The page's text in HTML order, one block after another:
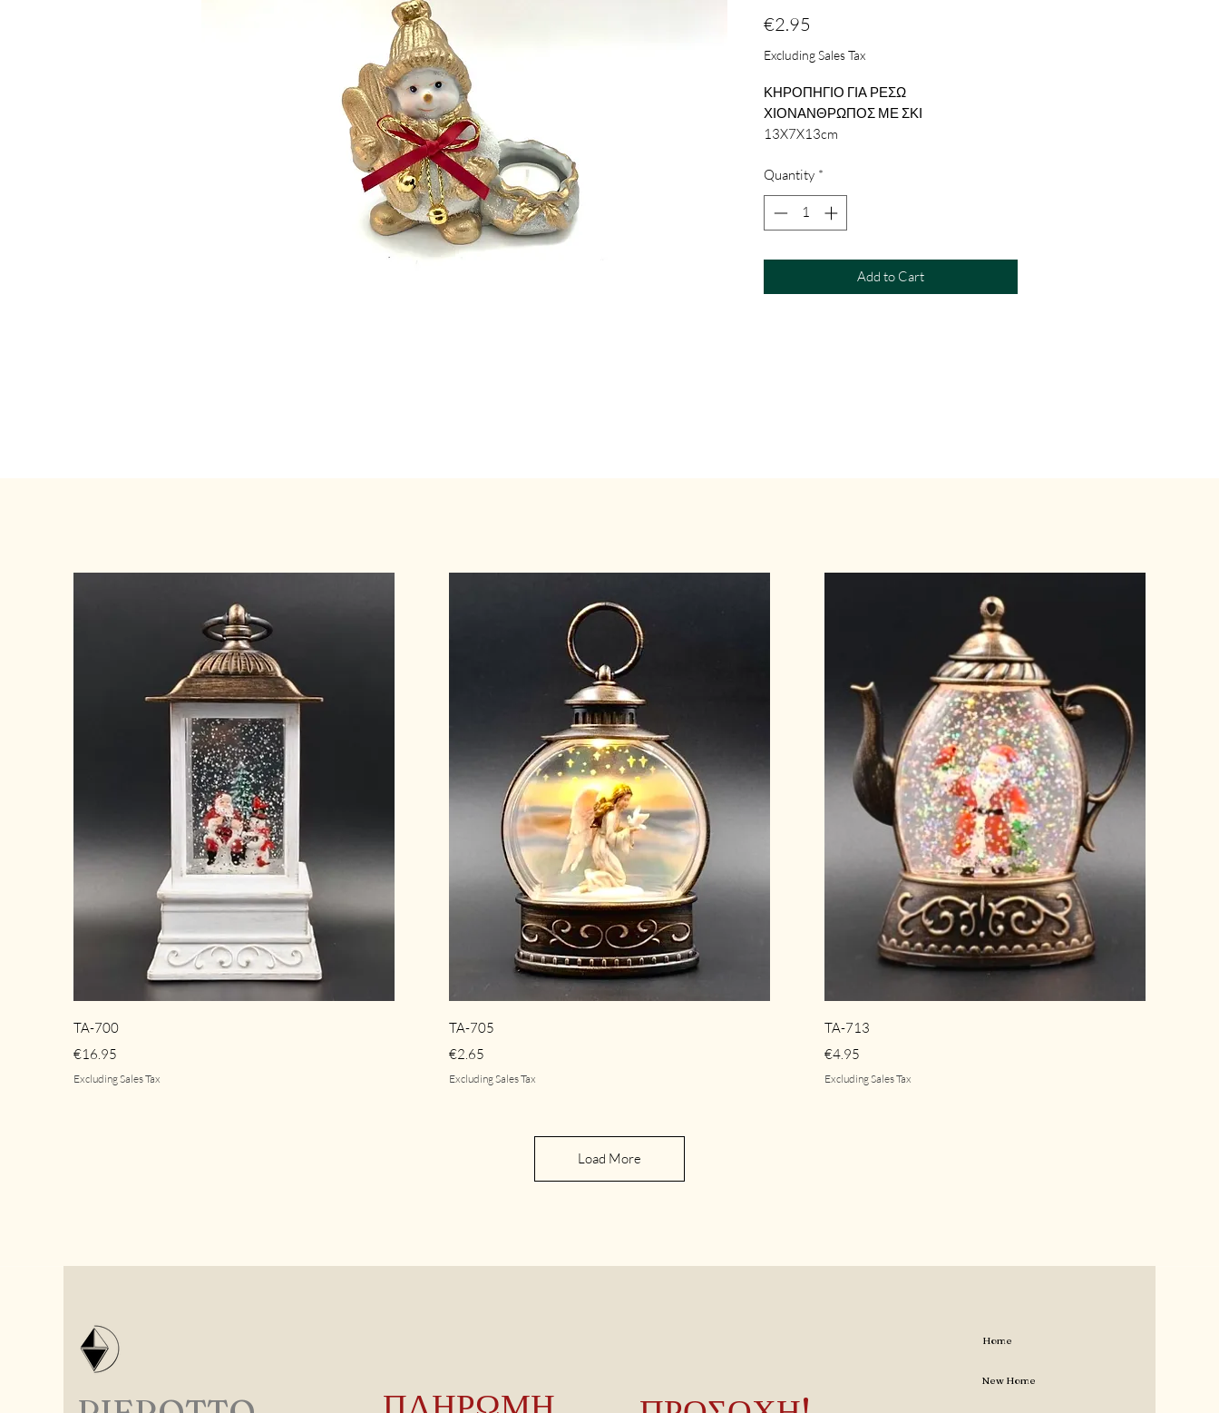
€2.95
Excluding Sales Tax
ΚΗΡΟΠΗΓΙΟ ΓΙΑ ΡΕΣΩ
ΧΙΟΝΑΝΘΡΩΠΟΣ ΜΕ ΣΚΙ
13X7X13cm
Quantity *
Add to Cart
TA-700
Price
€16.95
Excluding Sales Tax
TA-705
Price
€2.65
Excluding Sales Tax
TA-713
Price
€4.95
Excluding Sales Tax
Load More
Home
New Home